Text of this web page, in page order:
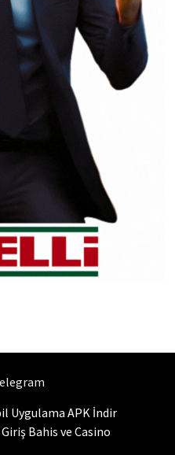
Uygulama APK İndir
Bahis ve Casino